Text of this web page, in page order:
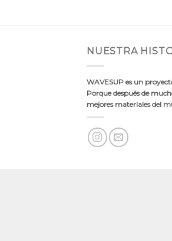
NUESTRA
WAVESUP es un
Porque después de
mejores materiales del